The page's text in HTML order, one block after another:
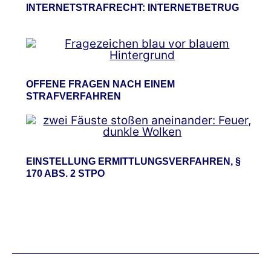
INTERNETSTRAFRECHT: INTERNETBETRUG
OFFENE FRAGEN NACH EINEM
STRAFVERFAHREN
EINSTELLUNG ERMITTLUNGSVERFAHREN, §
170 ABS. 2 STPO